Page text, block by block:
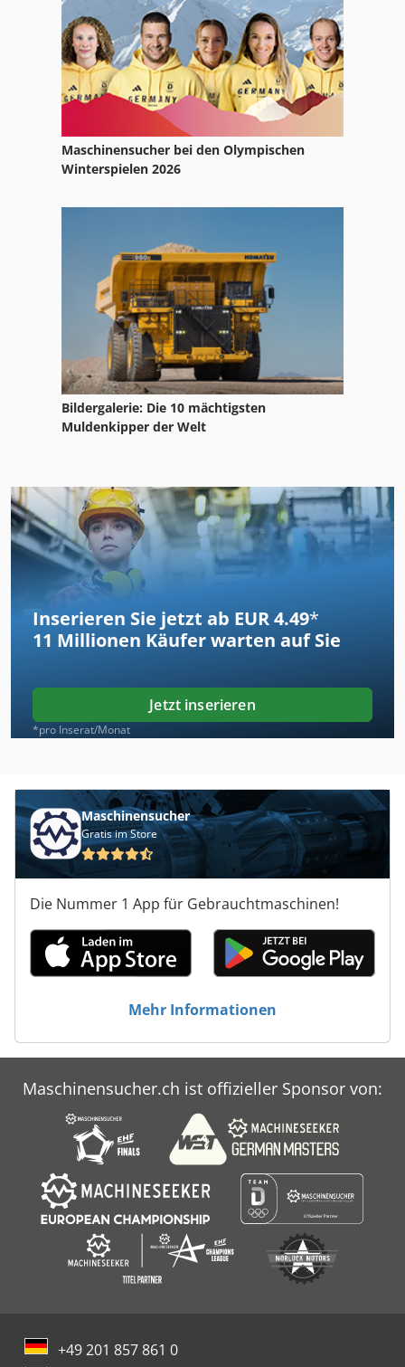
Maschinensucher bei den Olympischen
Winterspielen 2026
Bildergalerie: Die 10 mächtigsten
Muldenkipper der Welt
Inserieren Sie jetzt ab EUR 4.49*
11 Millionen Käufer warten auf Sie
Jetzt inserieren
*pro Inserat/Monat
Maschinensucher
Gratis im Store
Die Nummer 1 App für Gebrauchtmaschinen!
Mehr Informationen
Maschinensucher.ch ist offizieller Sponsor von:
+49 201 857 861 0